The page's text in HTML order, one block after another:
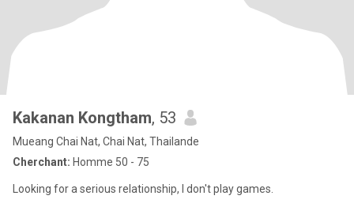
Kakanan Kongtham, 53
Mueang Chai Nat, Chai Nat, Thailande
Cherchant: Homme 50 - 75
Looking for a serious relationship, I don't play games.